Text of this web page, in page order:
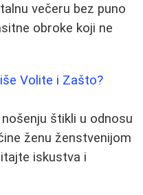
večeru bez puno
obroke koji ne
Volite i Zašto?
štikli u odnosu
ženu ženstvenijom
iskustva i